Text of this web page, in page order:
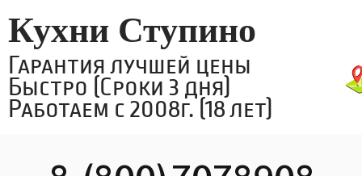
Кухни Ступино
Гарантия лучшей цены
Быстро (Сроки 3 дня)
Работаем с 2008г. (18 лет)